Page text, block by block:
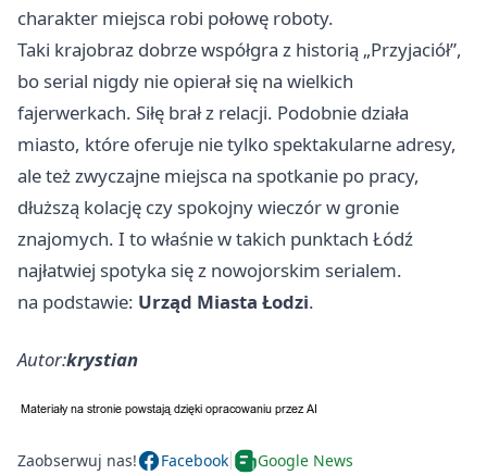
charakter miejsca robi połowę roboty.
Taki krajobraz dobrze współgra z historią „Przyjaciół”,
bo serial nigdy nie opierał się na wielkich
fajerwerkach. Siłę brał z relacji. Podobnie działa
miasto, które oferuje nie tylko spektakularne adresy,
ale też zwyczajne miejsca na spotkanie po pracy,
dłuższą kolację czy spokojny wieczór w gronie
znajomych. I to właśnie w takich punktach Łódź
najłatwiej spotyka się z nowojorskim serialem.
na podstawie: Urząd Miasta Łodzi.
Autor:krystian
Zaobserwuj nas! Facebook Google News